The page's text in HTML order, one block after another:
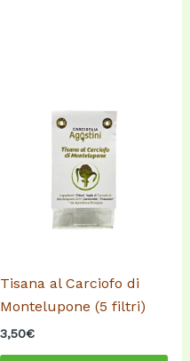
Tisana al Carciofo di
Montelupone (5 filtri)
3,50€